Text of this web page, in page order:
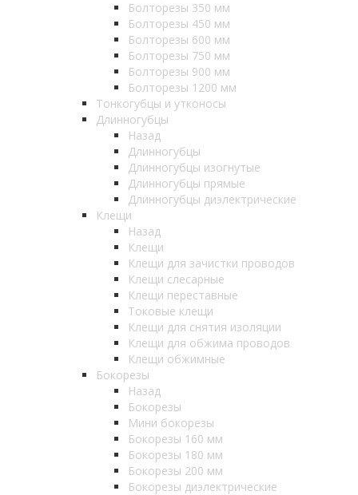
Болторезы 350 мм
Болторезы 450 мм
Болторезы 600 мм
Болторезы 750 мм
Болторезы 900 мм
Болторезы 1200 мм
Тонкогубцы и утконосы
Длинногубцы
Назад
Длинногубцы
Длинногубцы изогнутые
Длинногубцы прямые
Длинногубцы диэлектрические
Клещи
Назад
Клещи
Клещи для зачистки проводов
Клещи слесарные
Клещи переставные
Токовые клещи
Клещи для снятия изоляции
Клещи для обжима проводов
Клещи обжимные
Бокорезы
Назад
Бокорезы
Мини бокорезы
Бокорезы 160 мм
Бокорезы 180 мм
Бокорезы 200 мм
Бокорезы диэлектрические